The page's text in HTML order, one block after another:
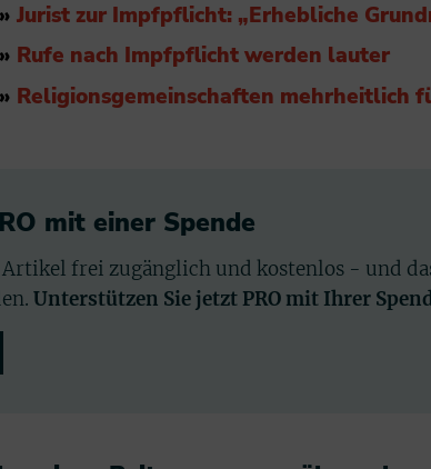
» Jurist zur Impfpflicht: „Erhebliche
» Rufe nach Impfpflicht werden lauter
» Religionsgemeinschaften mehrheitlich
mit einer Spende
Artikel frei zugänglich und kostenlos - und
Unterstützen Sie jetzt PRO mit Ihrer